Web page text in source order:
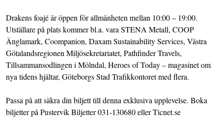
Drakens foajé är öppen för allmänheten mellan 10:00 – 19:00.
Utställare på plats kommer bl.a. vara STENA Metall, COOP
Änglamark, Coompanion, Daxam Sustainability Services, Västra
Götalandsregionen Miljösekretariatet, Pathfinder Travels,
Tillsammansodlingen i Mölndal, Heroes of Today – magasinet om
nya tidens hjältar, Göteborgs Stad Trafikkontoret med flera.
Passa på att säkra din biljett till denna exklusiva upplevelse. Boka
biljetter på Pustervik Biljetter 031-130680 eller Ticnet.se